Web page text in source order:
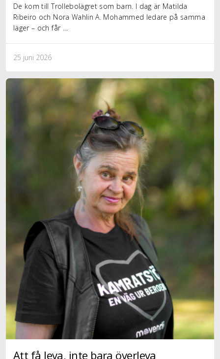
De kom till Trollebolägret som barn. I dag är Matilda
Ribeiro och Nora Wahlin A. Mohammed ledare på samma
läger – och får …
25 juni 2026
Att få leva, inte bara överleva